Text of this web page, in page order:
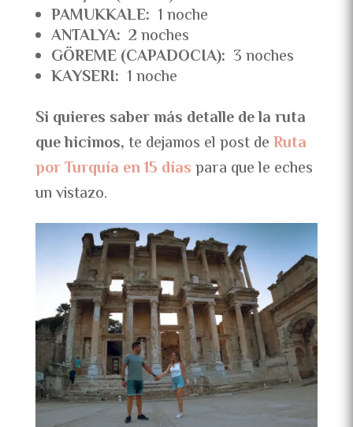
PAMUKKALE: 1 noche
ANTALYA: 2 noches
GÖREME (CAPADOCIA): 3 noches
KAYSERI: 1 noche
Si quieres saber más detalle de la ruta
que hicimos,te dejamos el post deRuta
por Turquía en 15 díaspara que le eches
un vistazo.